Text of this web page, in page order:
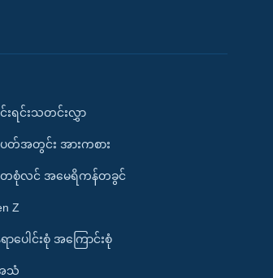
းရင်းသတင်းလွှာ
တ်အတွင်း အားကစား
စုံလင် အမေရိကန်တခွင်
Z
ာပေါင်းစုံ အကြောင်းစုံ
သံ